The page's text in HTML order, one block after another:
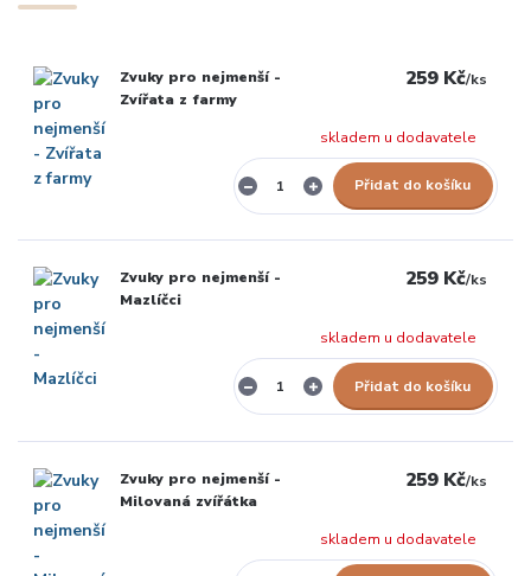
Zvuky pro nejmenší -
Zvířata z farmy
259 Kč/ks
skladem u dodavatele
Přidat do košíku
Zvuky pro nejmenší -
Mazlíčci
259 Kč/ks
skladem u dodavatele
Přidat do košíku
Zvuky pro nejmenší -
Milovaná zvířátka
259 Kč/ks
skladem u dodavatele